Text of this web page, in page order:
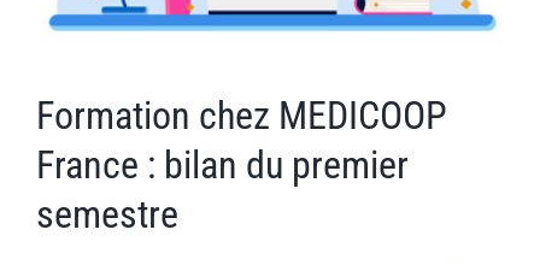
Formation chez MEDICOOP
France : bilan du premier
semestre